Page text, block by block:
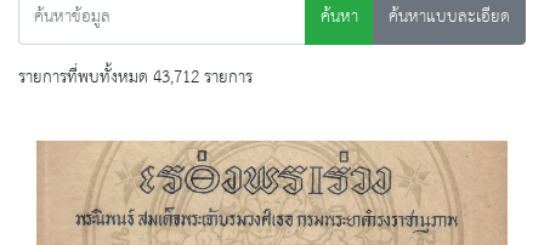
ค้นหา
ค้นหาแบบละเอียด
รายการที่พบทั้งหมด 43,712 รายการ